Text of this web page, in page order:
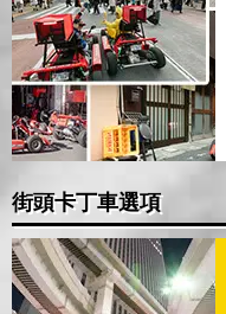
街頭卡丁車選項